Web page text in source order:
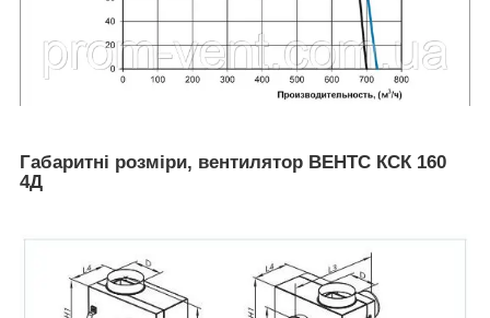
Габаритні розміри, вентилятор ВЕНТС КСК 160
4Д